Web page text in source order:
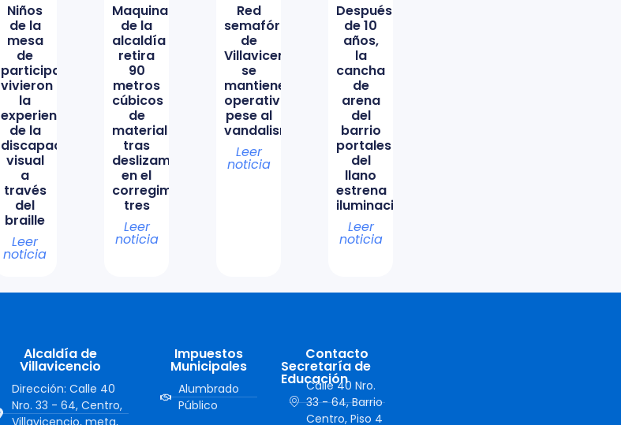
Niños
de la
mesa
de
participación
vivieron
la
experiencia
de la
discapacidad
visual
a
través
del
braille
Leer
noticia
Maquinaria
de la
alcaldía
retira
90
metros
cúbicos
de
material
tras
deslizamiento
en el
corregimiento
tres
Leer
noticia
Red
semafórica
de
Villavicencio
se
mantiene
operativa
pese al
vandalismo
Leer
noticia
Después
de 10
años,
la
cancha
de
arena
del
barrio
portales
del
llano
estrena
iluminación
Leer
noticia
Alcaldía de
Villavicencio
Dirección: Calle 40
Nro. 33 - 64, Centro,
Villavicencio, meta,
Impuestos
Municipales
Alumbrado
Público
Contacto
Secretaría de
Educación
Calle 40 Nro.
33 - 64, Barrio
Centro, Piso 4